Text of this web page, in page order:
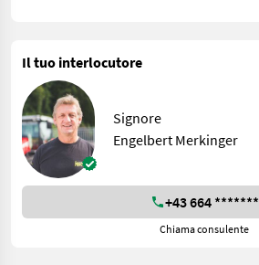
Il tuo interlocutore
Signore
Engelbert Merkinger
+43 664 *******
Chiama consulente